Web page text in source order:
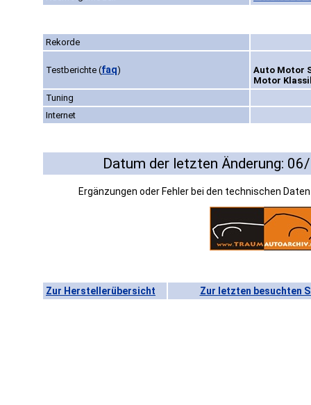
Rekorde
Testberichte (faq)
Auto Motor
Motor
Tuning
Internet
Datum der letzten Änderung:
Ergänzungen oder Fehler bei den technischen
Zur Herstellerübersicht Zur letzten besuchten